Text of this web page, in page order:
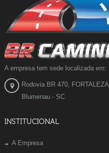
A empresa tem sede localizada em:
Rodovia BR 470, FORTALEZA
Blumenau - SC
INSTITUCIONAL
A Empresa